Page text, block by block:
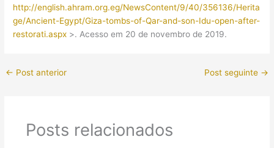
http://english.ahram.org.eg/NewsContent/9/40/356136/Herita
ge/Ancient-Egypt/Giza-tombs-of-Qar-and-son-Idu-open-after-
restorati.aspx >. Acesso em 20 de novembro de 2019.
← Post anterior Post seguinte →
Posts relacionados